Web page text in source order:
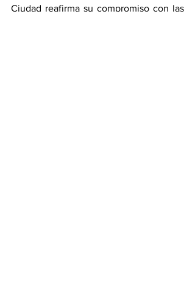
Ciudad reafirma su compromiso con las